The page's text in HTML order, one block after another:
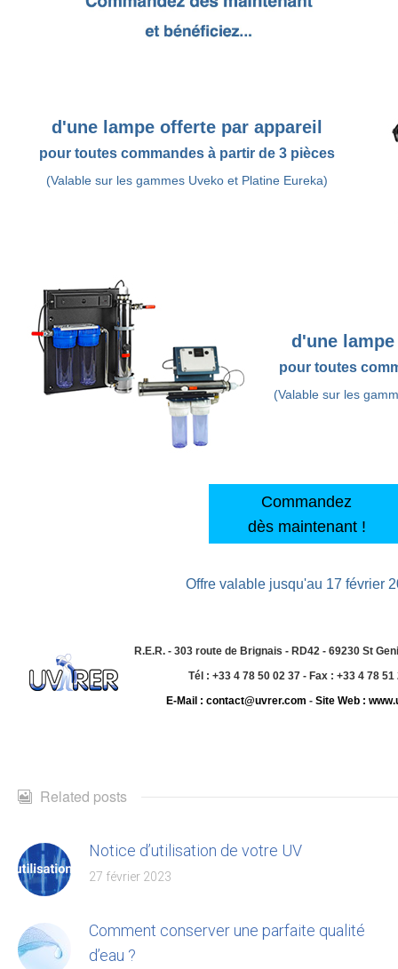
d'une lampe offerte par appareil
pour toutes commandes à partir de 3 pièces
(Valable sur les gammes Uveko et Platine Eureka)
d'une
pour toutes
(Valable sur les
Commandez
dès maintenant !
Offre valable jusqu'au 17 février
R.E.R. - 303 route de Brignais - RD42 - 69230 St
Tél : +33 4 78 50 02 37 - Fax : +33 4 78 51
E-Mail : contact@uvrer.com - Site Web :
Related posts
Notice d’utilisation de votre UV
27 février 2023
Comment conserver une parfaite qualité
d’eau ?